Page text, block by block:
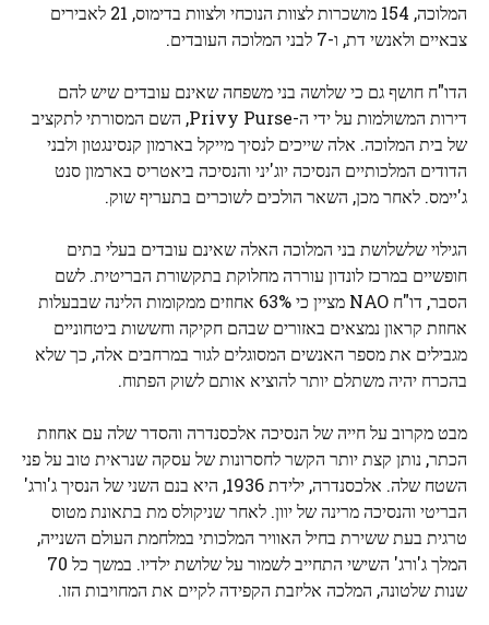
המלוכה, 154 מושכרות לצוות הנוכחי ולצוות בדימוס, 21 לאבירים
צבאיים ולאנשי דת, ו-7 לבני המלוכה העובדים.
הדו"ח חושף גם כי שלושה בני משפחה שאינם עובדים שיש להם
דירות המשולמות על ידי ה-Privy Purse, השם המסורתי לתקציב
של בית המלוכה. אלה שייכים לנסיך מייקל בארמון קנסינגטון ולבני
הדודים המלכותיים הנסיכה יוג'יני והנסיכה ביאטריס בארמון סנט
ג'יימס. לאחר מכן, השאר הולכים לשוכרים בתעריף שוק.
הגילוי שלשלושת בני המלוכה האלה שאינם עובדים בעלי בתים
חופשיים במרכז לונדון עוררה מחלוקת בתקשורת הבריטית. לשם
הסבר, דו"ח NAO מציין כי 63% אחוזים ממקומות הלינה שבבעלות
אחוזת קראון נמצאים באזורים שבהם חקיקה וחששות ביטחוניים
מגבילים את מספר האנשים המסוגלים לגור במרחבים אלה, כך שלא
בהכרח יהיה משתלם יותר להוציא אותם לשוק הפתוח.
מבט מקרוב על חייה של הנסיכה אלכסנדרה והסדר שלה עם אחוזת
הכתר, נותן קצת יותר הקשר לחסרונות של עסקה שנראית טוב על פני
השטח שלה. אלכסנדרה, ילידת 1936, היא בנם השני של הנסיך ג'ורג'
הבריטי והנסיכה מרינה של יוון. לאחר שניקולס מת בתאונת מטוס
טרגית בעת ששירת בחיל האוויר המלכותי במלחמת העולם השנייה,
המלך ג'ורג' השישי התחייב לשמור על שלושת ילדיו. במשך כל 70
שנות שלטונה, המלכה אליזבת הקפידה לקיים את המחויבות הזו.